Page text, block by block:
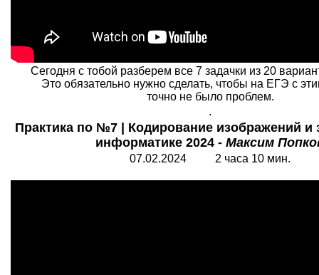
Сегодня с тобой разберем все 7 задачки из 20
Это обязательно нужно сделать, чтобы на ЕГЭ с
точно не было проблем.
.
Практика по №7 | Кодирование изображений и
информатике 2024 - Максим
07.02.2024 2 часа 10 мин.